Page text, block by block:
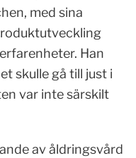
med sina
Han
skulle gå till just i
var inte särskilt
av åldringsvård